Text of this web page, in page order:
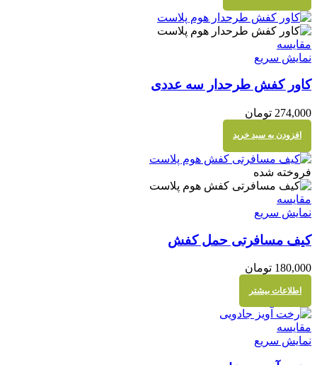
مقايسه
نمایش سریع
کاور کفش طرحدار سه عددی
274,000 تومان
افزودن به سبد خرید
فروخته شده
مقايسه
نمایش سریع
کیف مسافرتی حمل کفش
180,000 تومان
اطلاعات بیشتر
مقايسه
نمایش سریع